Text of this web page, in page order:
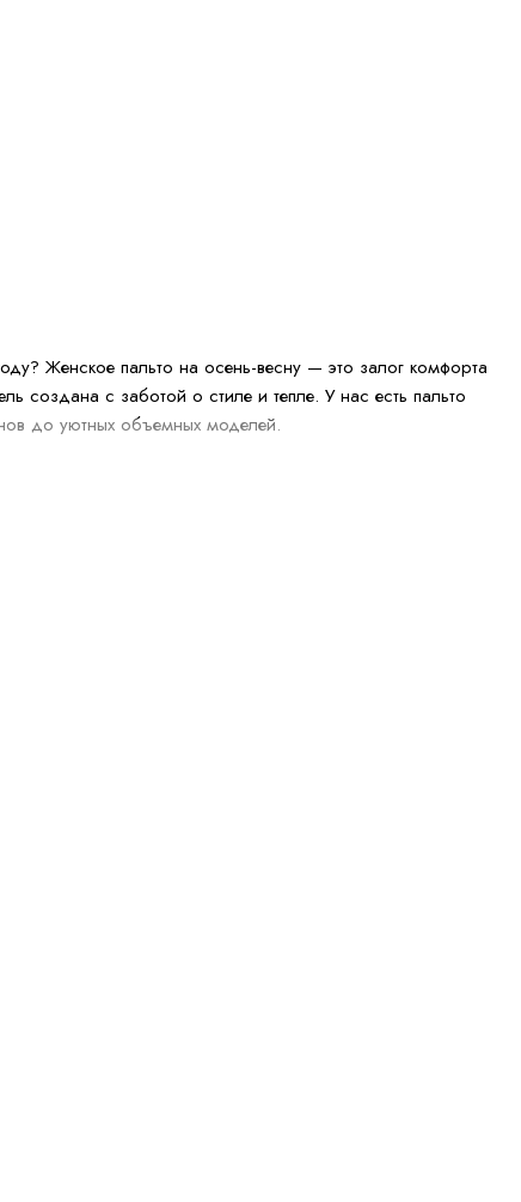
Женское пальто на осень-весну — это залог комфорта
создана с заботой о стиле и тепле. У нас есть пальто
до уютных объемных моделей.